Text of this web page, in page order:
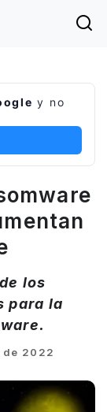
y no
los
para la
de 2022